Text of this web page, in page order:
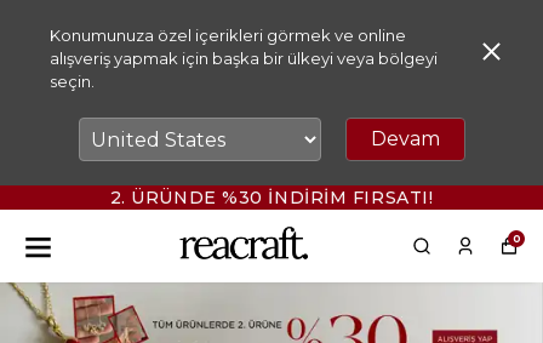
Konumunuza özel içerikleri görmek ve online
alışveriş yapmak için başka bir ülkeyi veya bölgeyi
seçin.
Devam
2. ÜRÜNDE %30 İNDİRİM FIRSATI!
0